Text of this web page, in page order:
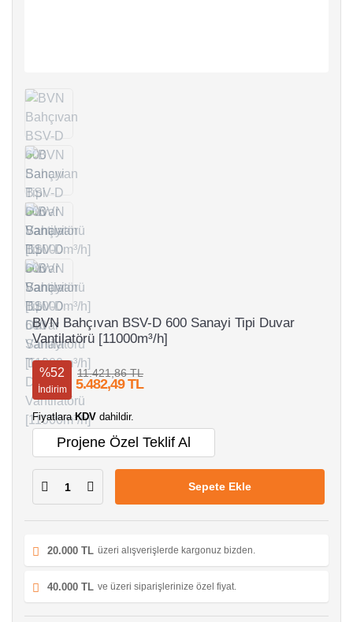
BVN Bahçıvan BSV-D 600 Sanayi Tipi Duvar
Vantilatörü [11000m³/h]
%52
İndirim
11.421,86 TL
5.482,49 TL
FiyatlaraKDV dahildir.
Projene Özel Teklif Al
Sepete Ekle
20.000 TL üzeri alışverişlerde kargonuz bizden.
40.000 TL ve üzeri siparişlerinize özel fiyat.